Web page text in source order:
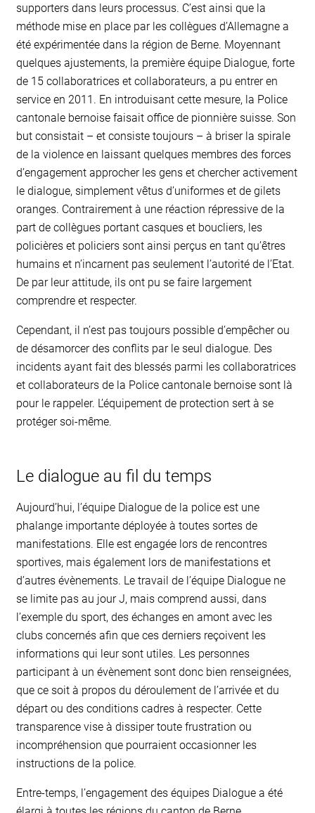
supporters dans leurs processus. C’est ainsi que la
méthode mise en place par les collègues d’Allemagne a
été expérimentée dans la région de Berne. Moyennant
quelques ajustements, la première équipe Dialogue, forte
de 15 collaboratrices et collaborateurs, a pu entrer en
service en 2011. En introduisant cette mesure, la Police
cantonale bernoise faisait office de pionnière suisse. Son
but consistait – et consiste toujours – à briser la spirale
de la violence en laissant quelques membres des forces
d’engagement approcher les gens et chercher activement
le dialogue, simplement vêtus d’uniformes et de gilets
oranges. Contrairement à une réaction répressive de la
part de collègues portant casques et boucliers, les
policières et policiers sont ainsi perçus en tant qu’êtres
humains et n’incarnent pas seulement l’autorité de l’Etat.
De par leur attitude, ils ont pu se faire largement
comprendre et respecter.
Cependant, il n’est pas toujours possible d’empêcher ou
de désamorcer des conflits par le seul dialogue. Des
incidents ayant fait des blessés parmi les collaboratrices
et collaborateurs de la Police cantonale bernoise sont là
pour le rappeler. L’équipement de protection sert à se
protéger soi-même.
Le dialogue au fil du temps
Aujourd’hui, l’équipe Dialogue de la police est une
phalange importante déployée à toutes sortes de
manifestations. Elle est engagée lors de rencontres
sportives, mais également lors de manifestations et
d’autres évènements. Le travail de l’équipe Dialogue ne
se limite pas au jour J, mais comprend aussi, dans
l’exemple du sport, des échanges en amont avec les
clubs concernés afin que ces derniers reçoivent les
informations qui leur sont utiles. Les personnes
participant à un évènement sont donc bien renseignées,
que ce soit à propos du déroulement de l’arrivée et du
départ ou des conditions cadres à respecter. Cette
transparence vise à dissiper toute frustration ou
incompréhension que pourraient occasionner les
instructions de la police.
Entre-temps, l’engagement des équipes Dialogue a été